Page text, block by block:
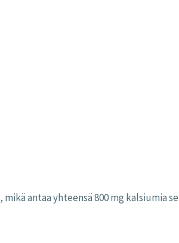
antaa yhteensä 800 mg kalsiumia